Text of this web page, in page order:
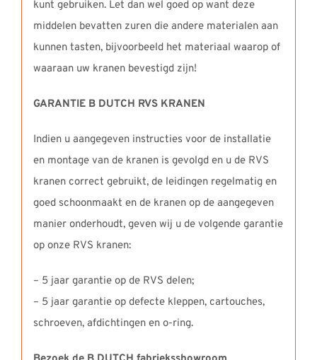
kunt gebruiken. Let dan wel goed op want deze
middelen bevatten zuren die andere materialen aan
kunnen tasten, bijvoorbeeld het materiaal waarop of
waaraan uw kranen bevestigd zijn!
GARANTIE B DUTCH RVS KRANEN
Indien u aangegeven instructies voor de installatie
en montage van de kranen is gevolgd en u de RVS
kranen correct gebruikt, de leidingen regelmatig en
goed schoonmaakt en de kranen op de aangegeven
manier onderhoudt, geven wij u de volgende garantie
op onze RVS kranen:
– 5 jaar garantie op de RVS delen;
– 5 jaar garantie op defecte kleppen, cartouches,
schroeven, afdichtingen en o-ring.